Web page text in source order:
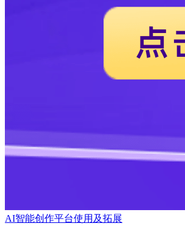
AI智能创作平台使用及拓展